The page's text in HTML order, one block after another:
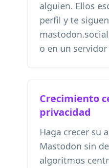
alguien. Ellos
perfil y te
o en un
Crecimiento
privacidad
Haga crecer su
Mastodon sin
algoritmos